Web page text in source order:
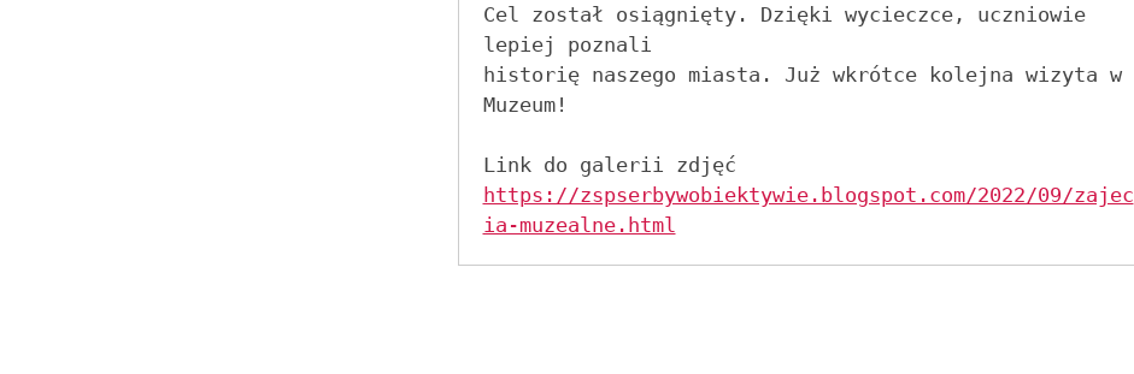
Cel został osiągnięty. Dzięki wycieczce, uczniowie
lepiej poznali
historię naszego miasta. Już wkrótce kolejna wizyta w
Muzeum!
https://zspserbywobiektywie.blogspot.com/2022/09/zajec
ia-muzealne.html